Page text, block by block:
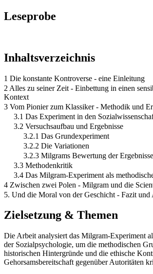
Leseprobe
Inhaltsverzeichnis
1 Die konstante Kontroverse - eine Einleitung
2 Alles zu seiner Zeit - Einbettung in einen
Kontext
3 Vom Pionier zum Klassiker - Methodik und
3.1 Das Experiment in den
3.2 Versuchsaufbau und Ergebnisse
3.2.1 Das Grundexperiment
3.2.2 Die Variationen
3.2.3 Milgrams Bewertung der Ergebnisse
3.3 Methodenkritik
3.4 Das Milgram-Experiment als
4 Zwischen zwei Polen - Milgram und die
5. Und die Moral von der Geschicht - Fazit und
Zielsetzung & Themen
Die Arbeit analysiert das Milgram-Experiment
der Sozialpsychologie, um die methodischen
historischen Hintergründe und die ethische
Gehorsamsbereitschaft gegenüber Autoritäten